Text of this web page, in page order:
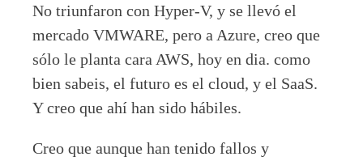
No triunfaron con Hyper-V, y se llevó el
mercado VMWARE, pero a Azure, creo que
sólo le planta cara AWS, hoy en dia. como
bien sabeis, el futuro es el cloud, y el SaaS.
Y creo que ahí han sido hábiles.
Creo que aunque han tenido fallos y